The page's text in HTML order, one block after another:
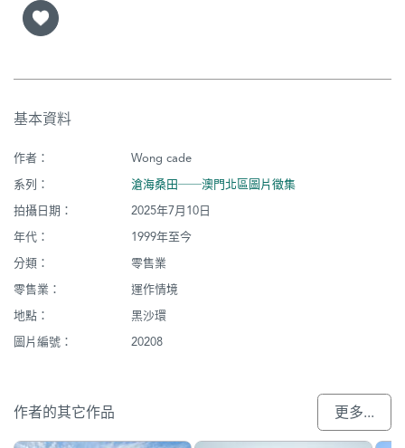
基本資料
作者：
Wong cade
系列：
滄海桑田──澳門北區圖片徵集
拍攝日期：
2025年7月10日
年代：
1999年至今
分類：
零售業
零售業：
運作情境
地點：
黑沙環
圖片編號：
20208
作者的其它作品 更多...